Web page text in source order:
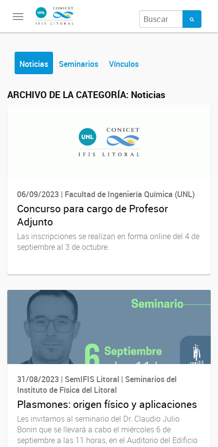
Toggle
Noticias Seminarios Vínculos
ARCHIVO DE LA CATEGORÍA: Noticias
06/09/2023 | Facultad de Ingeniería Química (UNL)
Concurso para cargo de Profesor
Adjunto
Las inscripciones se realizan en forma online del 4 de
septiembre al 3 de octubre.
31/08/2023 | SemIFIS Litoral | Seminarios del
Instituto de Física del Litoral
Plasmones: origen físico y aplicaciones
Les invitamos al seminario del Dr. Claudio Julio
Bonin que se llevará a cabo el miércoles 6 de
septiembre a las 11 horas, en el Auditorio del Edificio